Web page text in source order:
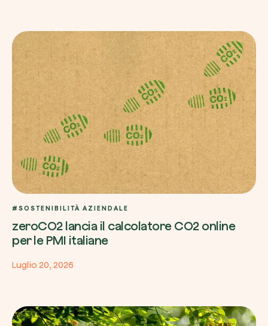
#SOSTENIBILITÀ AZIENDALE
zeroCO2 lancia il calcolatore CO2 online
per le PMI italiane
Luglio 20, 2026
Riscatta un albero
Inserisci il tuo codice per riscattare un
Usa il codice